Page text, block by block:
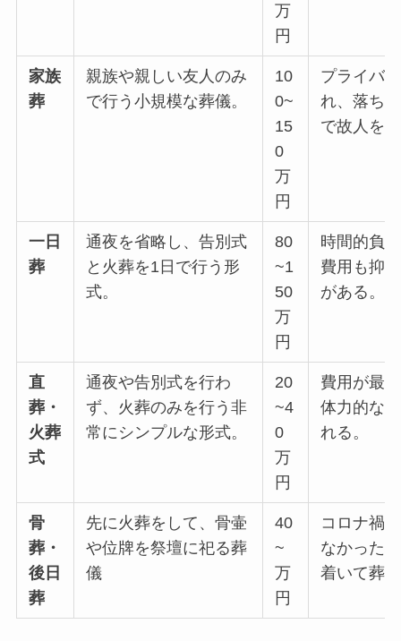
万
円
家族
葬
親族や親しい友人のみ
で行う小規模な葬儀。
10
0~
15
0
万
円
プライバ
れ、落ち
で故人を
一日
葬
通夜を省略し、告別式
と火葬を1日で行う形
式。
80
~1
50
万
円
時間的負
費用も抑
がある。
直
葬・
火葬
式
通夜や告別式を行わ
ず、火葬のみを行う非
常にシンプルな形式。
20
~4
0
万
円
費用が最
体力的な
れる。
骨
葬・
後日
葬
先に火葬をして、骨壷
や位牌を祭壇に祀る葬
儀
40
~
万
円
コロナ禍
なかった
着いて葬